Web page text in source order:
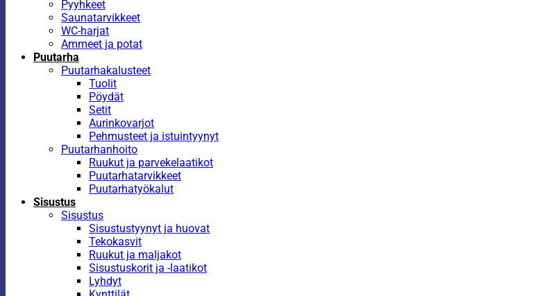
Pyyhkeet
Saunatarvikkeet
WC-harjat
Ammeet ja potat
Puutarha
Puutarhakalusteet
Tuolit
Pöydät
Setit
Aurinkovarjot
Pehmusteet ja istuintyynyt
Puutarhanhoito
Ruukut ja parvekelaatikot
Puutarhatarvikkeet
Puutarhatyökalut
Sisustus
Sisustus
Sisustustyynyt ja huovat
Tekokasvit
Ruukut ja maljakot
Sisustuskorit ja -laatikot
Lyhdyt